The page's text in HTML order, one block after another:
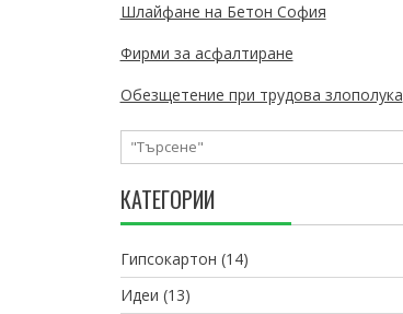
Шлайфане на Бетон София
Фирми за асфалтиране
Обезщетение при трудова злополука
КАТЕГОРИИ
Гипсокартон (14)
Идеи (13)